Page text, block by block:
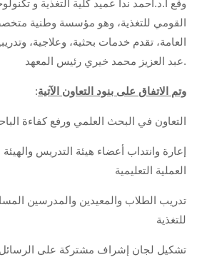
وقع أ.د.احمد ندا عميد كلية التغذية و
القومي للتغذية، وهو مؤسسة وطنية
العامة، تقدم خدمات بحثية، وعلاجية،
عبد العزيز محمد خيري رئيس المعهد.
:وتم الاتفاق على بنود التعاون الآتية
التعاون في البحث العلمي ورفع كفاءة
العملية التعليمية
للتغذية
تشكيل لجان إشراف مشتركة على الرسائل